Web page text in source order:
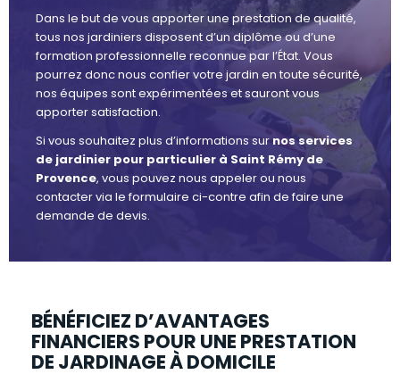
Dans le but de vous apporter une prestation de qualité,
tous nos jardiniers disposent d’un diplôme ou d’une
formation professionnelle reconnue par l’État. Vous
pourrez donc nous confier votre jardin en toute sécurité,
nos équipes sont expérimentées et sauront vous
apporter satisfaction.
Si vous souhaitez plus d’informations sur nos services
de jardinier pour particulier à Saint Rémy de
Provence, vous pouvez nous appeler ou nous
contacter via le formulaire ci-contre afin de faire une
demande de devis.
BÉNÉFICIEZ D’AVANTAGES
FINANCIERS POUR UNE PRESTATION
DE JARDINAGE À DOMICILE